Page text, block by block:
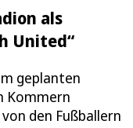
als
United“
geplanten
Kommern
den Fußballern